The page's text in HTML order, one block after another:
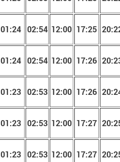
01:24 02:54 12:00 17:25
01:24 02:54 12:00 17:26
01:23 02:53 12:00 17:26
01:23 02:53 12:00 17:27
01:23 02:53 12:00 17:27